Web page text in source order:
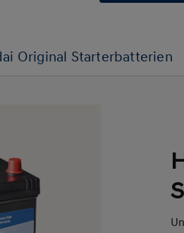
Original Starterbatterien